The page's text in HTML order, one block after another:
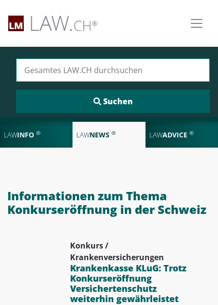
LAWINFO ® LAWNEWS ® LAWADVICE ®
Informationen zum Thema
Konkurseröffnung in der Schweiz
Konkurs /
Krankenversicherungen
Krankenkasse KLuG: Trotz
Konkurseröffnung
Versichertenschutz
weiterhin gewährleistet